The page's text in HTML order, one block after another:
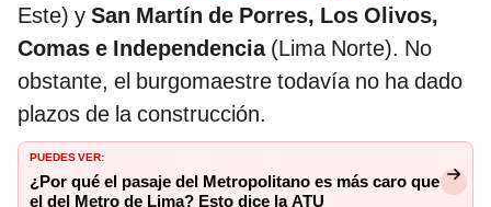
Este) y San Martín de Porres, Los Olivos,
Comas e Independencia(Lima Norte). No
obstante, el burgomaestre todavía no ha dado
plazos de la construcción.
PUEDES VER:
¿Por qué el pasaje del Metropolitano es más caro que
el del Metro de Lima? Esto dice la ATU